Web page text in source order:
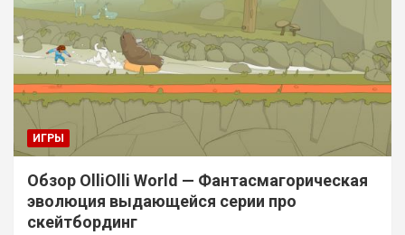
ИГРЫ
Обзор OlliOlli World — Фантасмагорическая
эволюция выдающейся серии про
скейтбординг